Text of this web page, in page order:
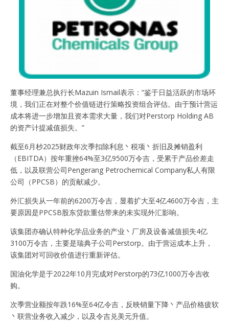
董事经理兼总执行长Mazuin Ismail表示：“鉴于日益活跃的市场环
境，我们正在对整个价值链进行策略投资组合评估。由于预计营运
成本将进一步增加且资本需求大量，我们对Perstorp Holding AB
的资产计提减值损失。”
截至6月杪2025财政年次季扣除利息丶税项丶折旧及摊销盈利
（EBITDA）按年重挫64%至3亿9500万令吉，受累于产品价差走
低，以及联营公司Pengerang Petrochemical Company私人有限
公司（PPCSB）的贡献减少。
外汇损失从一年前的6200万令吉，显着扩大至4亿4600万令吉，主
要原因是PPCSB股东贷款重估带来的未实现外汇影响。
该集团亦确认特种化学品业务的产业丶厂房及设备减值损失4亿
3100万令吉，主要是瑞典子公司Perstorp。由于营运成本上升，
该集团对可回收价值进行重新评估。
国油化学是于2022年10月完成对Perstorp的73亿1000万令吉收
购。
次季营业额按年跌16%至64亿令吉，反映销量下降丶产品价格疲软
丶联营业务收入减少，以及令吉兑美元升值。